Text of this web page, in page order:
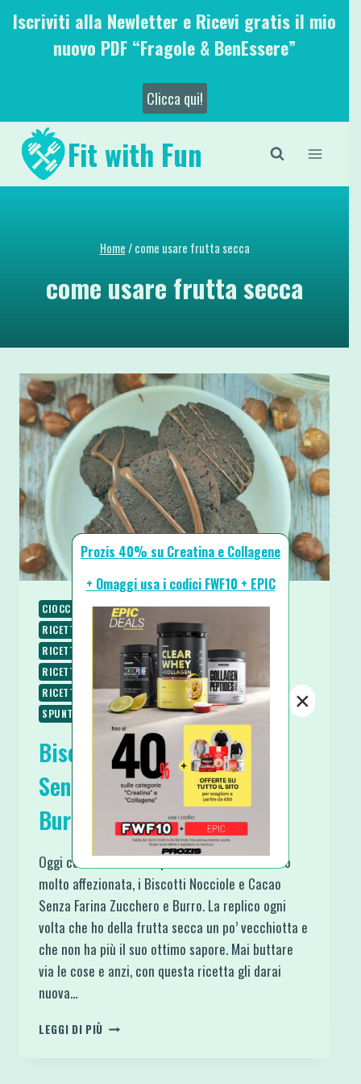
SaltaIscriviti alla Newletter e Ricevi gratis il mio
nuovo PDF “Fragole & BenEssere”
Clicca qui!
Fit with Fun
Home/ come usare frutta secca
come usare frutta secca
CIOCCOLATO COLAZIONE
FRIGGITRICE AD ARIA
RICETTE
RICETTE BASE
RICETTE DOLCI
RICETTE LOW CARB
RICETTE SENZA BURRO
RICETTE SENZA GLUTINE
RICETTE SENZA LATTOSIO
RICETTE SENZA ZUCCHERO
RICETTE VEGETARIANE
SPUNTINI E SNACKS
Biscotti Nocciole e Cacao
Senza Farina Zucchero e
Burro
Oggi condivido con te questa ricetta a cui sono
molto affezionata, i Biscotti Nocciole e Cacao
Senza Farina Zucchero e Burro. La replico ogni
volta che ho della frutta secca un po’ vecchiotta e
che non ha più il suo ottimo sapore. Mai buttare
via le cose e anzi, con questa ricetta gli darai
nuova…
LEGGI DI PIÙ BISCOTTI
Prozis 40% su Creatina e Collagene
+ Omaggi usa i codici FWF10 + EPIC
×